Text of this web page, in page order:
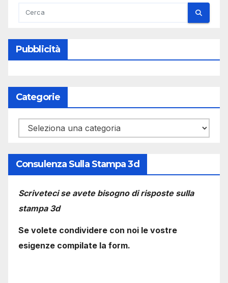
Pubblicità
Categorie
Categorie
Consulenza Sulla Stampa 3d
Scriveteci se avete bisogno di risposte sulla
stampa 3d
Se volete condividere con noi le vostre
esigenze compilate la form.